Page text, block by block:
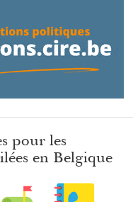
pour les
en Belgique